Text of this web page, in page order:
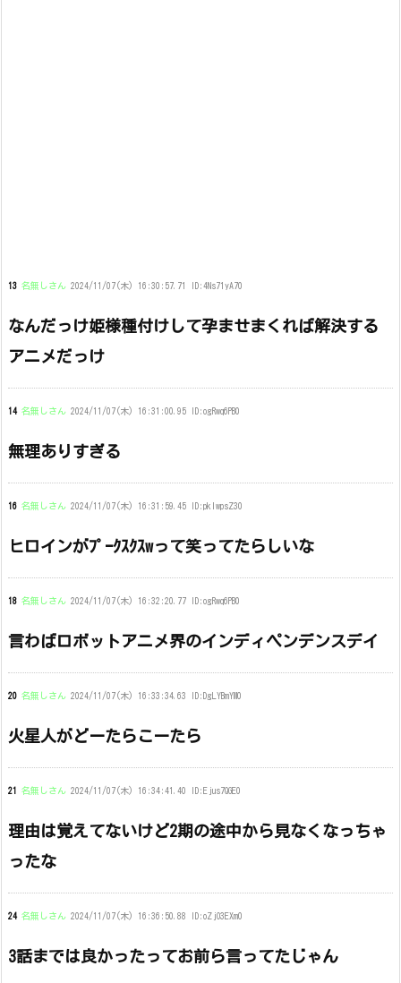
13 名無しさん 2024/11/07(木) 16:30:57.71 ID:4Ns71yA70
なんだっけ姫様種付けして孕ませまくれば解決する
アニメだっけ
14 名無しさん 2024/11/07(木) 16:31:00.95 ID:ogRwq6PB0
無理ありすぎる
16 名無しさん 2024/11/07(木) 16:31:59.45 ID:pkIwpsZ30
ヒロインがﾌﾟｰｸｽｸｽwって笑ってたらしいな
18 名無しさん 2024/11/07(木) 16:32:20.77 ID:ogRwq6PB0
言わばロボットアニメ界のインディペンデンスデイ
20 名無しさん 2024/11/07(木) 16:33:34.63 ID:DgLYBmYM0
火星人がどーたらこーたら
21 名無しさん 2024/11/07(木) 16:34:41.40 ID:Ejus7QGE0
理由は覚えてないけど2期の途中から見なくなっちゃ
ったな
24 名無しさん 2024/11/07(木) 16:36:50.88 ID:oZjO3EXm0
3話までは良かったってお前ら言ってたじゃん